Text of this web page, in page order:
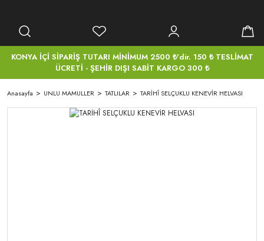
KONYA İÇİ SİPARİŞ TUTARI MİNİMUM 2500 ₺'dir. 150 ₺ TESLİMAT
ÜCRETİ - ŞEHİR DIŞI SABİT KARGO 300 ₺
Anasayfa UNLU MAMULLER TATLILAR TARİHÎ SELÇUKLU KENEVİR HELVASI